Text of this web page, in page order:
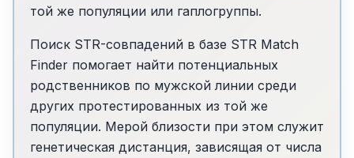
той же популяции или гаплогруппы.
Поиск STR-совпадений в базе STR Match
Finder помогает найти потенциальных
родственников по мужской линии среди
других протестированных из той же
популяции. Мерой близости при этом служит
генетическая дистанция, зависящая от числа